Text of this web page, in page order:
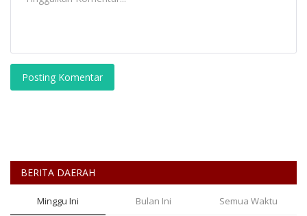
Posting Komentar
BERITA DAERAH
Minggu Ini Bulan Ini Semua Waktu